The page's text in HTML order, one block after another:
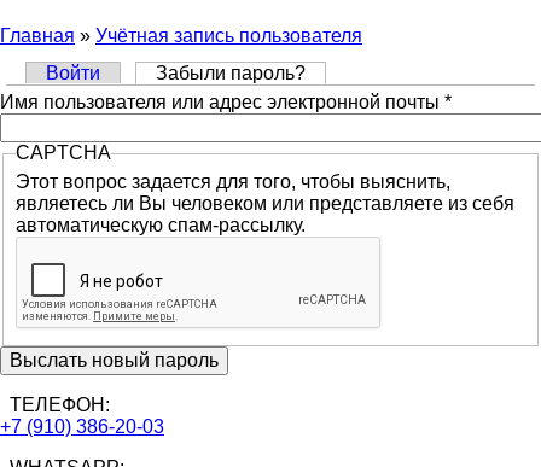
Вы здесь
Главная » Учётная запись пользователя
Главные вкладки
Войти Забыли пароль?
Имя пользователя или адрес электронной почты *
CAPTCHA
Этот вопрос задается для того, чтобы выяснить,
являетесь ли Вы человеком или представляете из себя
автоматическую спам-рассылку.
ТЕЛЕФОН:
+7 (910) 386-20-03